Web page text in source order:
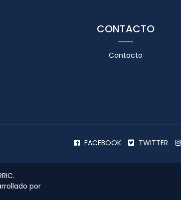
CONTACTO
Contacto
FACEBOOK TWITTER
por